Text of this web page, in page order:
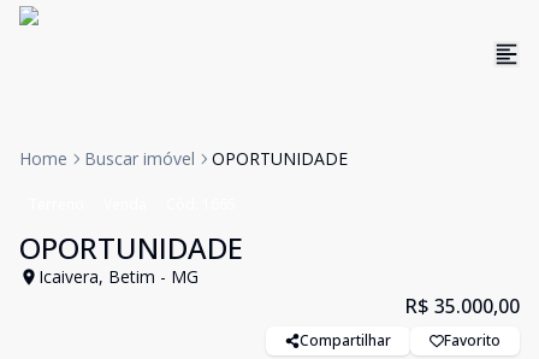
Home Buscar imóvel OPORTUNIDADE
OPORTUNIDADE
Icaivera, Betim - MG
R$ 35.000,00
Compartilhar Favorito